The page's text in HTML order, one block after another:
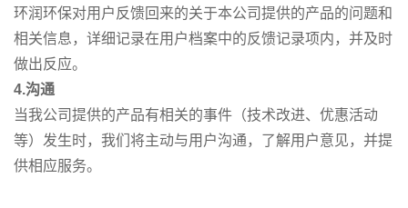
环润环保对用户反馈回来的关于本公司提供的产品的问题和
相关信息，详细记录在用户档案中的反馈记录项内，并及时
做出反应。
4.沟通
当我公司提供的产品有相关的事件（技术改进、优惠活动
等）发生时，我们将主动与用户沟通，了解用户意见，并提
供相应服务。